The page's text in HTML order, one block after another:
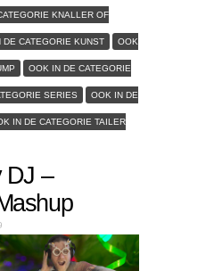
KNALLER OF
DE CATEGORIE KUNST OOK
OOK IN DE CATEGORIE
SERIES OOK IN DE
IN DE CATEGORIE TAILER
DJ –